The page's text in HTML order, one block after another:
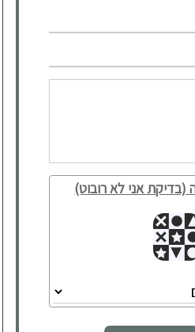
(בדיקת אני לא רובוט)